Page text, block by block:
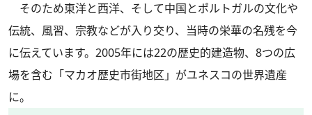
そのため東洋と西洋、そして中国とポルトガルの文化や
伝統、風習、宗教などが入り交り、当時の栄華の名残を今
に伝えています。2005年には22の歴史的建造物、8つの広
場を含む「マカオ歴史市街地区」がユネスコの世界遺産
に。